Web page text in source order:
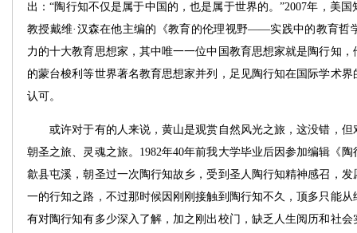
出：“陶行知不仅是属于中国的，也是属于世界的。”2007年，美
教授戴维·汉森在他主编的《教育的伦理视野——实践中的教育哲
力的十大教育思想家，其中唯一一位中国教育思想家就是陶行知
的蒙台梭利等世界著名教育思想家并列，足见陶行知在国际学术
认可。
或许对于有的人来说，黄山是观赏自然风光之旅，这没错，但
朝圣之旅、灵魂之旅。1982年40年前我大学毕业后因参加编辑《
歙县屯溪，朝圣过一次陶行知故乡，受到圣人陶行知精神感召，
一的行知之路，不过那时候因刚刚接触到陶行知不久，顶多只能
有对陶行知有多少深入了解，加之刚出校门，缺乏人生阅历和社